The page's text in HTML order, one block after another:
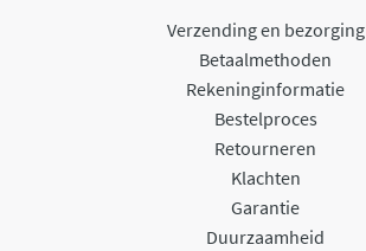
Verzending en bezorging
Betaalmethoden
Rekeninginformatie
Bestelproces
Retourneren
Klachten
Garantie
Duurzaamheid